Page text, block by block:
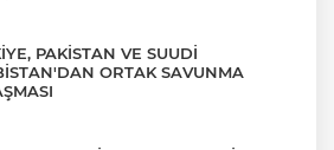
PAKİSTAN VE SUUDİ
ORTAK SAVUNMA